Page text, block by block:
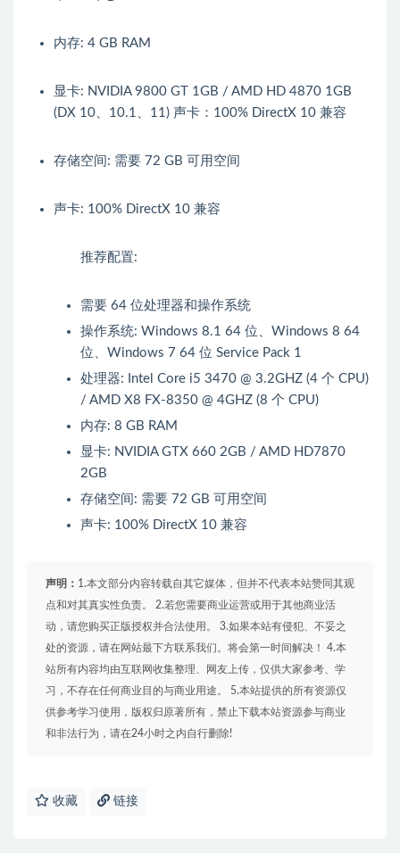
内存: 4 GB RAM
显卡: NVIDIA 9800 GT 1GB / AMD HD 4870 1GB
(DX 10、10.1、11) 声卡：100% DirectX 10 兼容
存储空间: 需要 72 GB 可用空间
声卡: 100% DirectX 10 兼容
推荐配置:
需要 64 位处理器和操作系统
操作系统: Windows 8.1 64 位、Windows 8 64
位、Windows 7 64 位 Service Pack 1
处理器: Intel Core i5 3470 @ 3.2GHZ (4 个 CPU)
/ AMD X8 FX-8350 @ 4GHZ (8 个 CPU)
内存: 8 GB RAM
显卡: NVIDIA GTX 660 2GB / AMD HD7870
2GB
存储空间: 需要 72 GB 可用空间
声卡: 100% DirectX 10 兼容
声明： 1.本文部分内容转载自其它媒体，但并不代表本站赞同其观
点和对其真实性负责。 2.若您需要商业运营或用于其他商业活
动，请您购买正版授权并合法使用。 3.如果本站有侵犯、不妥之
处的资源，请在网站最下方联系我们。将会第一时间解决！ 4.本
站所有内容均由互联网收集整理、网友上传，仅供大家参考、学
习，不存在任何商业目的与商业用途。 5.本站提供的所有资源仅
供参考学习使用，版权归原著所有，禁止下载本站资源参与商业
和非法行为，请在24小时之内自行删除!
收藏 链接